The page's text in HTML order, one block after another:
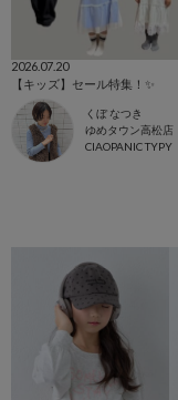
2026.07.20
【キッズ】セール特集！✨
くぼ なつき
ゆめタウン高松店
CIAOPANIC TYPY